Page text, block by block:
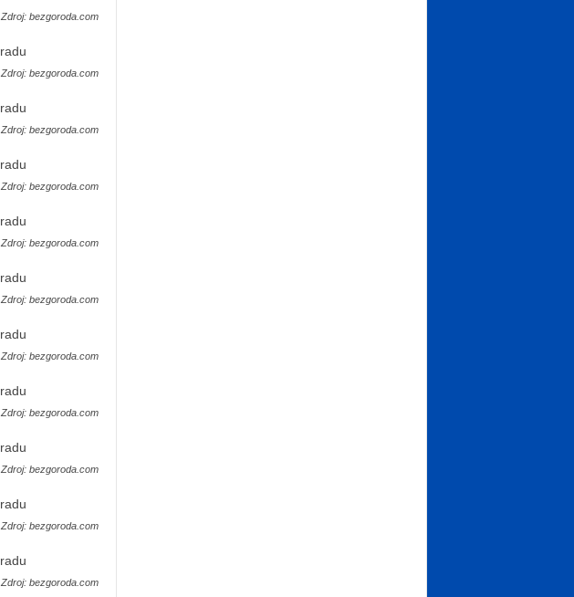
Zdroj: bezgoroda.com
Zdroj: bezgoroda.com
Zdroj: bezgoroda.com
Zdroj: bezgoroda.com
Zdroj: bezgoroda.com
Zdroj: bezgoroda.com
Zdroj: bezgoroda.com
Zdroj: bezgoroda.com
Zdroj: bezgoroda.com
Zdroj: bezgoroda.com
Zdroj: bezgoroda.com